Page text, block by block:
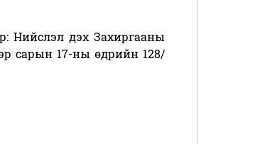
Нийслэл дэх Захиргааны
сарын 17-ны өдрийн 128/